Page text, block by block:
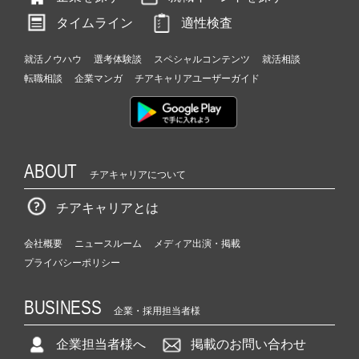
タイムライン
適性検査
就活ノウハウ 選考体験談 スペシャルコンテンツ
就活相談
転職相談
企業マンガ チアキャリアユーザーガイド
ABOUT チアキャリアについて
チアキャリアとは
会社概要 ニュースルーム
メディア出演・掲載
プライバシーポリシー
BUSINESS 企業・採用担当者様
企業担当者様へ 掲載のお問い合わせ